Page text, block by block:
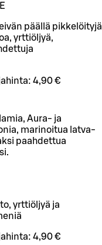
päällä pikkelöityjä
yrttiöljyä,
4,90 €
Aura- ja
marinoitua latva-
paahdettua
yrttiöljyä ja
4,90 €